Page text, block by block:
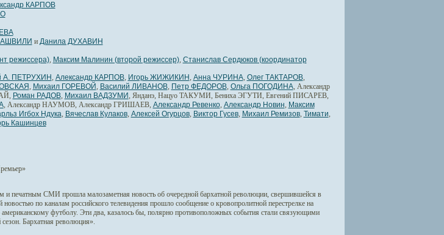
КАРПОВ
и Данила ДУХАВИН
режиссера), Максим Малинин (второй режиссер), Станислав Сердюков (координатор
А. ПЕТРУХИН, Александр КАРПОВ, Игорь ЖИЖИКИН, Анна ЧУРИНА, Олег ТАКТАРОВ,
, Михаил ГОРЕВОЙ, Василий ЛИВАНОВ, Петр ФЕДОРОВ, Ольга ПОГОДИНА, Александр
Роман РАДОВ, Михаил ВАДЗУМИ, Янданэ, Нацуо ТАКУМИ, Бениха ЭГУТИ, Евгений ПИСАРЕВ,
, Александр НАУМОВ, Александр ГРИШАЕВ, Александр Ревенко, Александр Новин, Максим
Игбох Ндука, Вячеслав Кулаков, Алексей Огурцов, Виктор Гусев, Михаил Ремизов, Тимати,
Кашинцев
печатным СМИ прошла малозаметная новость об очередной бархатной революции, свершившейся в
новостью по каналам российского телевидения прошло сообщение о кровопролитной перестрелке на
американскому футболу. Эти два, казалось бы, полярно противоположных события стали связующими
Бархатная революция».